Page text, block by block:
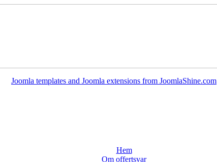
Joomla templates and Joomla extensions from JoomlaShine.com
Hem
Om offertsvar